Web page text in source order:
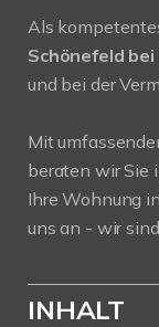
Als
Schönefeld bei
und bei der
Mit
beraten wir Sie
Ihre Wohnung
uns an - wir
INHALT